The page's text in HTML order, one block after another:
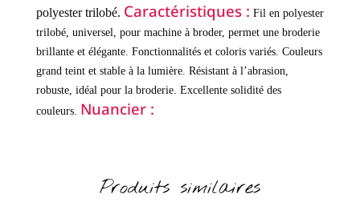
polyester trilobé. Caractéristiques : Fil en polyester
trilobé, universel, pour machine à broder, permet une broderie
brillante et élégante. Fonctionnalités et coloris variés. Couleurs
grand teint et stable à la lumière. Résistant à l’abrasion,
robuste, idéal pour la broderie. Excellente solidité des
couleurs. Nuancier :
Produits similaires